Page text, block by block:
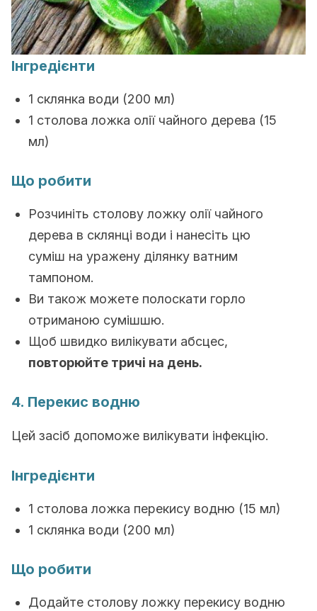
Інгредієнти
1 склянка води (200 мл)
1 столова ложка олії чайного дерева (15
мл)
Що робити
Розчиніть столову ложку олії чайного
дерева в склянці води і нанесіть цю
суміш на уражену ділянку ватним
тампоном.
Ви також можете полоскати горло
отриманою сумішшю.
Щоб швидко вилікувати абсцес,
повторюйте тричі на день.
4. Перекис водню
Цей засіб допоможе вилікувати інфекцію.
Інгредієнти
1 столова ложка перекису водню (15 мл)
1 склянка води (200 мл)
Що робити
Додайте столову ложку перекису водню